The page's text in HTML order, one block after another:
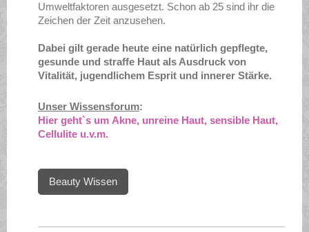
Umweltfaktoren ausgesetzt. Schon ab 25 sind ihr die
Zeichen der Zeit anzusehen.
Dabei gilt gerade heute eine natürlich gepflegte,
gesunde und straffe Haut als Ausdruck von
Vitalität, jugendlichem Esprit und innerer Stärke.
Unser Wissensforum:
Hier geht`s um Akne, unreine Haut, sensible Haut,
Cellulite u.v.m.
Beauty Wissen